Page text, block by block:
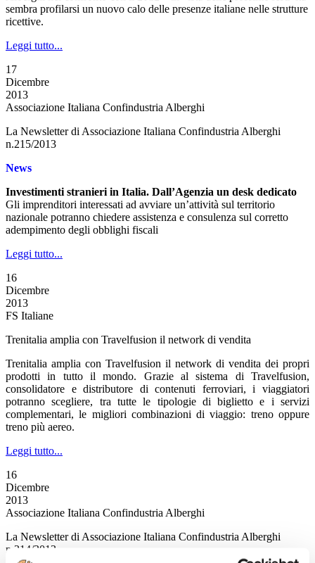
sembra profilarsi un nuovo calo delle presenze italiane nelle strutture
ricettive.
Leggi tutto...
17
Dicembre
2013
Associazione Italiana Confindustria Alberghi
La Newsletter di Associazione Italiana Confindustria Alberghi
n.215/2013
News
Investimenti stranieri in Italia. Dall’Agenzia un desk dedicato
Gli imprenditori interessati ad avviare un’attività sul territorio
nazionale potranno chiedere assistenza e consulenza sul corretto
adempimento degli obblighi fiscali
Leggi tutto...
16
Dicembre
2013
FS Italiane
Trenitalia amplia con Travelfusion il network di vendita
Trenitalia amplia con Travelfusion il network di vendita dei propri
prodotti in tutto il mondo. Grazie al sistema di Travelfusion,
consolidatore e distributore di contenuti ferroviari, i viaggiatori
potranno scegliere, tra tutte le tipologie di biglietto e i servizi
complementari, le migliori combinazioni di viaggio: treno oppure
treno più aereo.
Leggi tutto...
16
Dicembre
2013
Associazione Italiana Confindustria Alberghi
La Newsletter di Associazione Italiana Confindustria Alberghi
n.214/2013